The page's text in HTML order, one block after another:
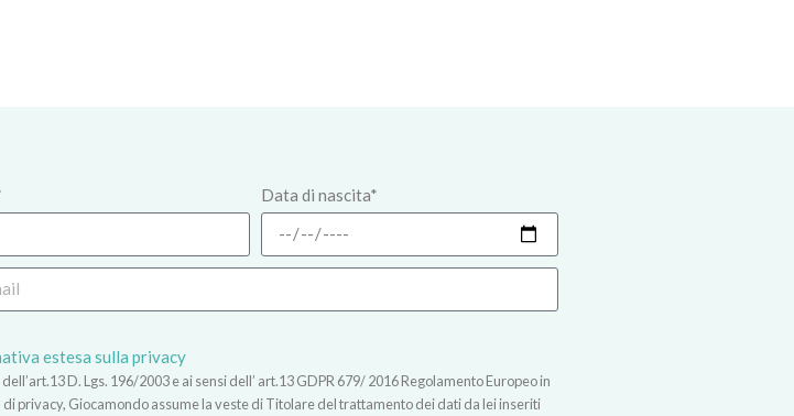
Data di nascita*
estesa sulla privacy
D. Lgs. 196/2003 e ai sensi dell’ art.13 GDPR 679/ 2016 Regolamento Europeo in
privacy, Giocamondo assume la veste di Titolare del trattamento dei dati da lei inseriti